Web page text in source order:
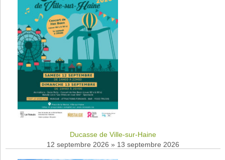
Ducasse de Ville-sur-Haine
12 septembre 2026 » 13 septembre 2026